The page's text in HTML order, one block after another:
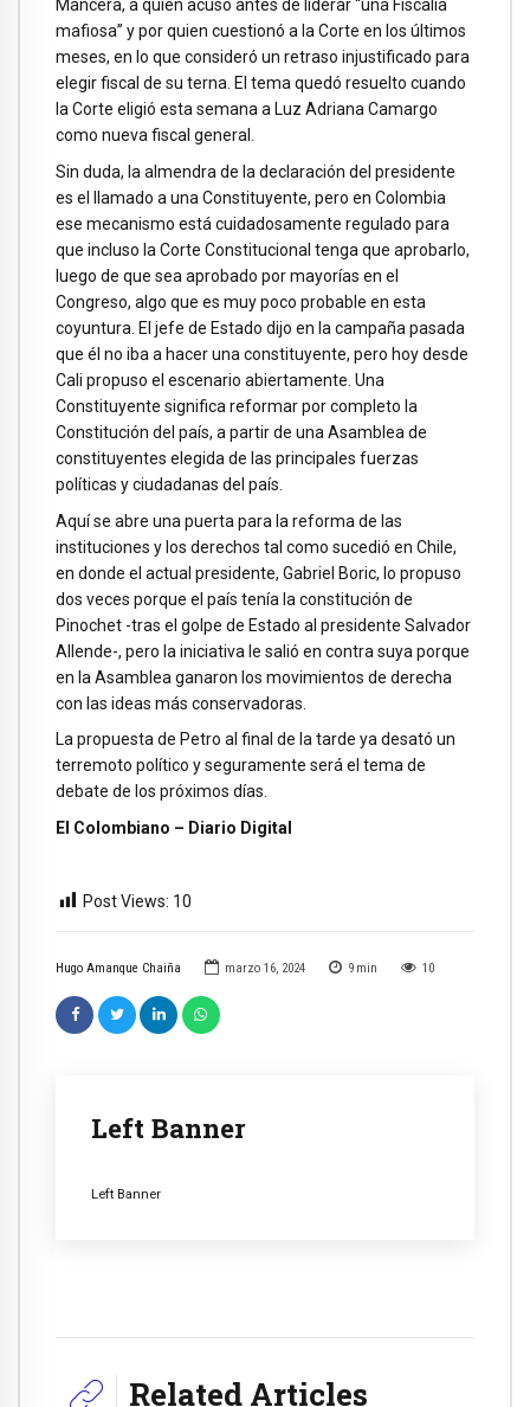
Hugo Amanque Chaiña marzo 16, 2024 9 min 10
Left Banner
Left Banner
Mancera, a quien acusó antes de liderar “una Fiscalía
mafiosa” y por quien cuestionó a la Corte en los últimos
meses, en lo que consideró un retraso injustificado para
elegir fiscal de su terna. El tema quedó resuelto cuando
la Corte eligió esta semana a Luz Adriana Camargo
como nueva fiscal general.
Sin duda, la almendra de la declaración del presidente
es el llamado a una Constituyente, pero en Colombia
ese mecanismo está cuidadosamente regulado para
que incluso la Corte Constitucional tenga que aprobarlo,
luego de que sea aprobado por mayorías en el
Congreso, algo que es muy poco probable en esta
coyuntura. El jefe de Estado dijo en la campaña pasada
que él no iba a hacer una constituyente, pero hoy desde
Cali propuso el escenario abiertamente. Una
Constituyente significa reformar por completo la
Constitución del país, a partir de una Asamblea de
constituyentes elegida de las principales fuerzas
políticas y ciudadanas del país.
Aquí se abre una puerta para la reforma de las
instituciones y los derechos tal como sucedió en Chile,
en donde el actual presidente, Gabriel Boric, lo propuso
dos veces porque el país tenía la constitución de
Pinochet -tras el golpe de Estado al presidente Salvador
Allende-, pero la iniciativa le salió en contra suya porque
en la Asamblea ganaron los movimientos de derecha
con las ideas más conservadoras.
La propuesta de Petro al final de la tarde ya desató un
terremoto político y seguramente será el tema de
debate de los próximos días.
El Colombiano – Diario Digital
Post Views: 10
Related Articles